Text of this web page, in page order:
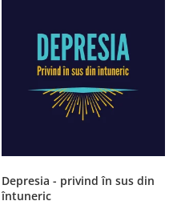
Depresia - privind în sus din
întuneric